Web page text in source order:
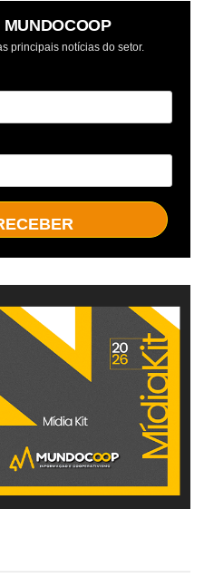
principais notícias do setor.